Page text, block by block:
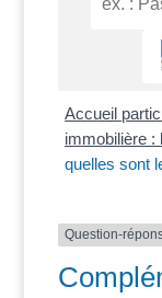
Accueil
immobilière :
quelles sont
Question-